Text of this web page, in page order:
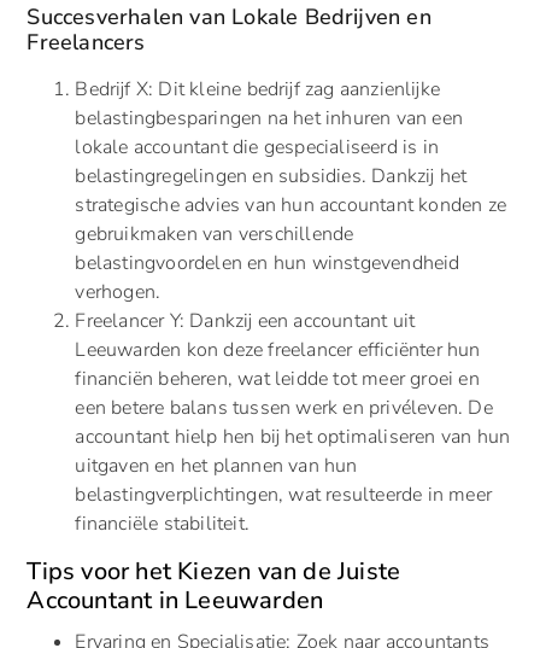
Succesverhalen van Lokale Bedrijven en
Freelancers
Bedrijf X: Dit kleine bedrijf zag aanzienlijke
belastingbesparingen na het inhuren van een
lokale accountant die gespecialiseerd is in
belastingregelingen en subsidies. Dankzij het
strategische advies van hun accountant konden ze
gebruikmaken van verschillende
belastingvoordelen en hun winstgevendheid
verhogen.
Freelancer Y: Dankzij een accountant uit
Leeuwarden kon deze freelancer efficiënter hun
financiën beheren, wat leidde tot meer groei en
een betere balans tussen werk en privéleven. De
accountant hielp hen bij het optimaliseren van hun
uitgaven en het plannen van hun
belastingverplichtingen, wat resulteerde in meer
financiële stabiliteit.
Tips voor het Kiezen van de Juiste
Accountant in Leeuwarden
Ervaring en Specialisatie: Zoek naar accountants